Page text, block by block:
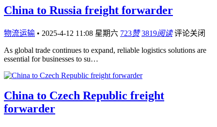
China to Russia freight forwarder
物流运输 • 2025-4-12 11:08 星期六 723赞 3819阅读 评论关闭
As global trade continues to expand, reliable logistics solutions are
essential for businesses to su…
China to Czech Republic freight
forwarder